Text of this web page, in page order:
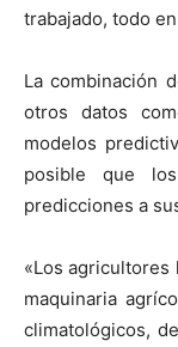
trabajado, todo
La combinación
otros datos
modelos
posible que
predicciones a
«Los agricultores
maquinaria
climatológicos,